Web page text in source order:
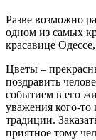
Разве возможно
одном из самых
красавице
Цветы –
поздравить
событием в его
уважения кого-
традиции.
приятное тому